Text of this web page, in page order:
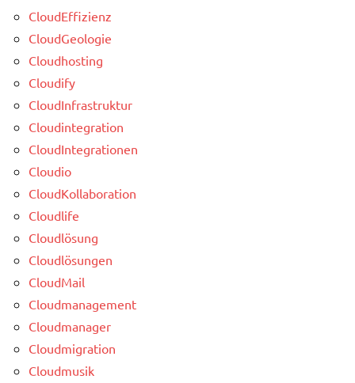
CloudEffizienz
CloudGeologie
Cloudhosting
Cloudify
CloudInfrastruktur
Cloudintegration
CloudIntegrationen
Cloudio
CloudKollaboration
Cloudlife
Cloudlösung
Cloudlösungen
CloudMail
Cloudmanagement
Cloudmanager
Cloudmigration
Cloudmusik